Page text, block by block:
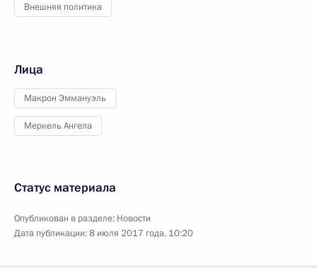
Внешняя политика
Лица
Макрон Эммануэль
Меркель Ангела
Статус материала
Опубликован в разделе: Новости
Дата публикации:8 июля 2017 года, 10:20